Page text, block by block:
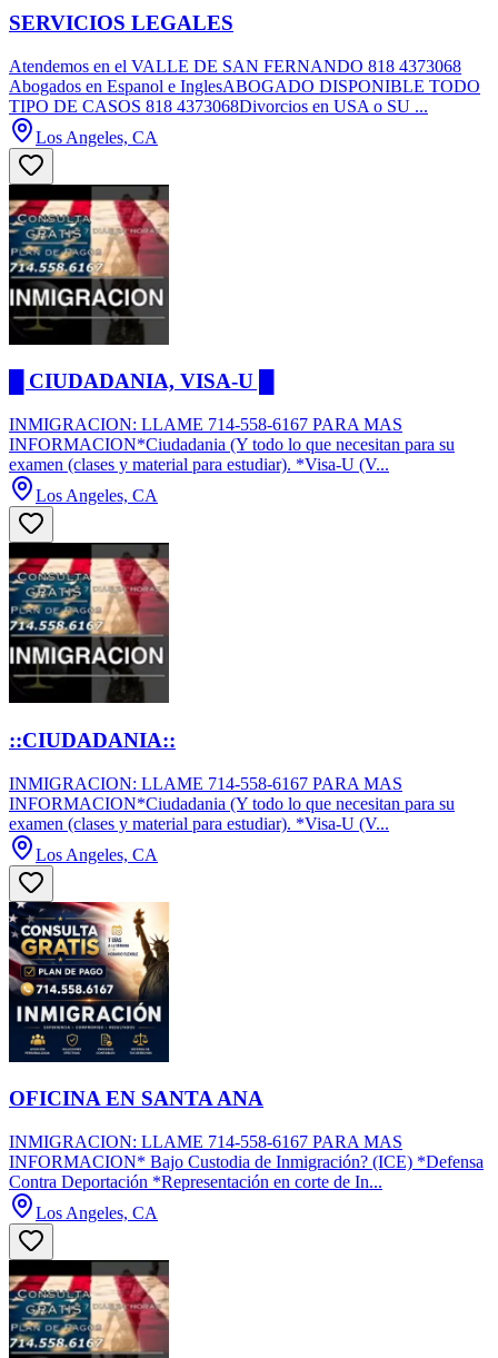
SERVICIOS LEGALES
Atendemos en el VALLE DE SAN FERNANDO 818 4373068
Abogados en Espanol e InglesABOGADO DISPONIBLE TODO
TIPO DE CASOS 818 4373068Divorcios en USA o SU ...
Los Angeles, CA
█ CIUDADANIA, VISA-U █
INMIGRACION: LLAME 714-558-6167 PARA MAS
INFORMACION*Ciudadania (Y todo lo que necesitan para su
examen (clases y material para estudiar). *Visa-U (V...
Los Angeles, CA
::CIUDADANIA::
INMIGRACION: LLAME 714-558-6167 PARA MAS
INFORMACION*Ciudadania (Y todo lo que necesitan para su
examen (clases y material para estudiar). *Visa-U (V...
Los Angeles, CA
OFICINA EN SANTA ANA
INMIGRACION: LLAME 714-558-6167 PARA MAS
INFORMACION* Bajo Custodia de Inmigración? (ICE) *Defensa
Contra Deportación *Representación en corte de In...
Los Angeles, CA